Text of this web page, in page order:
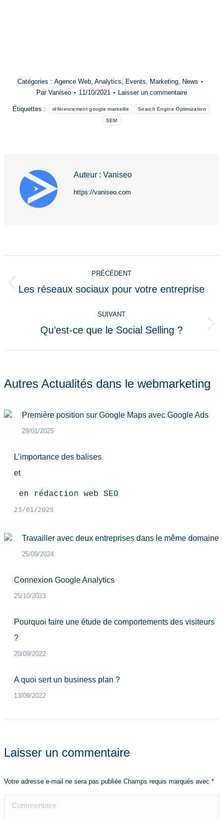
Catégories : Agence Web, Analytics, Events, Marketing, News
Par Vaniseo 11/10/2021 Laisser un commentaire
Étiquettes : référencement google marseille Search Engine Optimization
SEM
Auteur : Vaniseo
https://vaniseo.com
article
PRÉCÉDENT
Article
Les réseaux sociaux pour votre entreprise
SUIVANT
Article
Qu’est-ce que le Social Selling ?
Autres Actualités dans le webmarketing
Première position sur Google Maps avec Google Ads
29/01/2025
L’importance des balises
et
en rédaction web SEO
23/01/2025
Travailler avec deux entreprises dans le même domaine
25/09/2024
Connexion Google Analytics
25/10/2023
Pourquoi faire une étude de comportements des visiteurs
?
20/09/2022
A quoi sert un business plan ?
13/09/2022
Laisser un commentaire
Votre adresse e-mail ne sera pas publiée Champs requis marqués avec *
Commentaire